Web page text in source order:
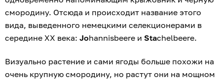
смородину. Отсюда и происходит название этого
вида, выведенного немецкими селекционерами в
середине XX века: Johannisbeere и Stachelbeere.
Визуально растение и сами ягоды больше похожи на
очень крупную смородину, но растут они на мощном